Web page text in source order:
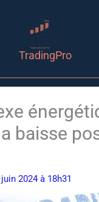
TradingPro
baisse
2024 à 18h31